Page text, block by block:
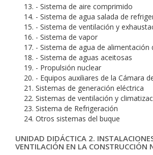
- Sistema de aire comprimido
- Sistema de agua salada de
- Sistema de ventilación y
- Sistema de vapor
- Sistema de agua de alimentación
- Sistema de aguas aceitosas
- Propulsión nuclear
- Equipos auxiliares de la Cámara
Sistemas de generación eléctrica
Sistemas de ventilación y
Sistema de Refrigeración
Otros sistemas del buque
UNIDAD DIDÁCTICA 2.
VENTILACIÓN EN LA CONSTRUCCIÓN